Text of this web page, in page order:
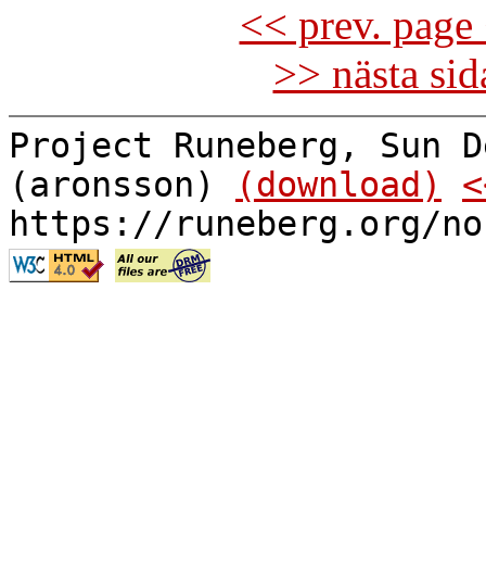
<< prev.
>> nästa
Project Runeberg, Sun
(aronsson)
(download)
https://runeberg.org/